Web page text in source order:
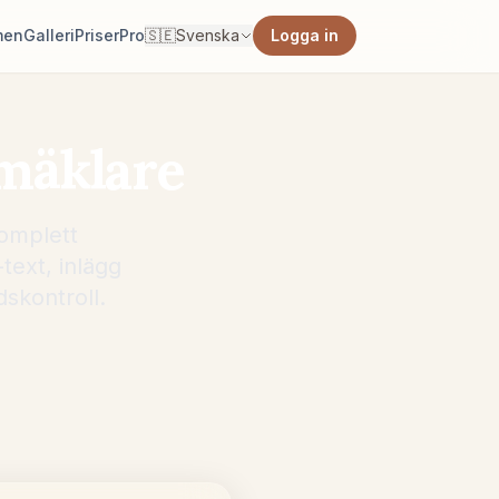
GalleriPriserPro🇸🇪Svenska Logga in